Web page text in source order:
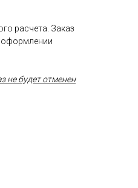
расчета. Заказ
оформлении
не будет отменен